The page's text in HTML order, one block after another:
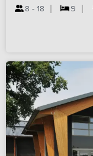
8 - 18 9